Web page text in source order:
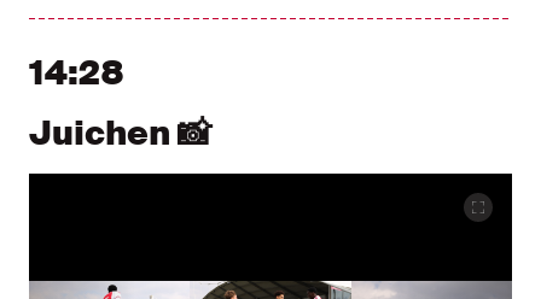
14:28
Juichen 📸